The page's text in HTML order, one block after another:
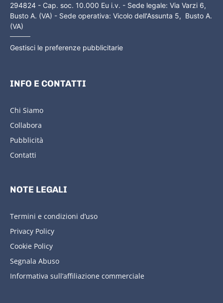
294824 - Cap. soc. 10.000 Eu i.v. - Sede legale: Via Varzi 6,
Busto A. (VA) - Sede operativa: Vicolo dell'Assunta 5, Busto A.
(VA)
Gestisci le preferenze pubblicitarie
INFO E CONTATTI
Chi Siamo
Collabora
Pubblicità
Contatti
NOTE LEGALI
Termini e condizioni d’uso
Privacy Policy
Cookie Policy
Segnala Abuso
Informativa sull’affiliazione commerciale